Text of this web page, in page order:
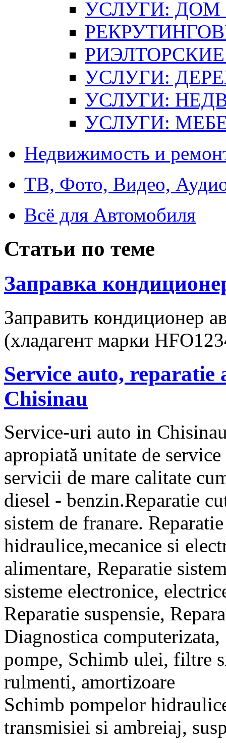
УСЛУГИ: ДОМ
УСЛУГИ:
УСЛУГИ:
УСЛУГИ:
Недвижимость и
ТВ, Фото, Видео,
Всё для Автомобиля
Статьи по теме
Заправка
Заправить кондиционер
(хладагент марки
Service auto,
Chisinau
Service-uri auto in
apropiată unitate de
servicii de mare calitate
diesel - benzin.Reparatie
sistem de franare.
hidraulice,mecanice si
alimentare, Reparatie
sisteme electronice,
Reparatie suspensie,
Diagnostica
pompe, Schimb ulei, filtre
rulmenti, amortizoare
Schimb pompelor
transmisiei si ambreiaj,